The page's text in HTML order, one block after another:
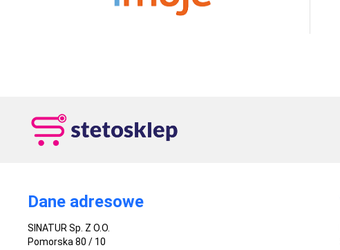
Dane adresowe
SINATUR Sp. Z O.O.
Pomorska 80 / 10